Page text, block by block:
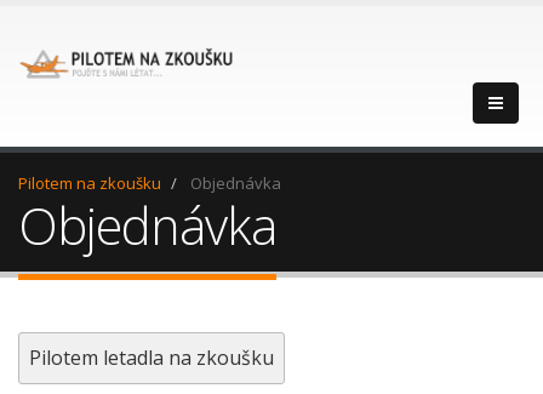
Pilotem na zkoušku Objednávka
Objednávka
Pilotem letadla na zkoušku